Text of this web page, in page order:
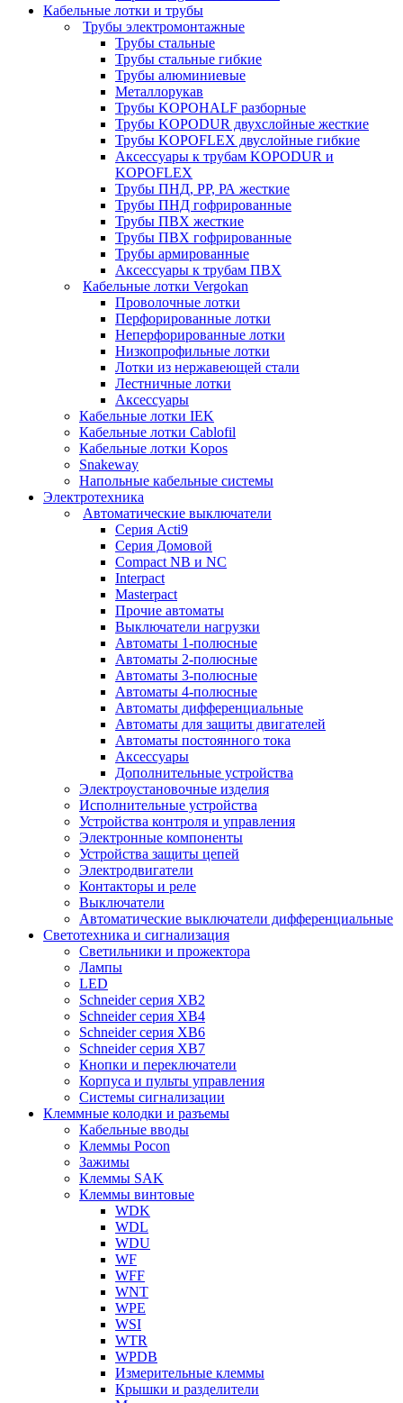
Кабельные лотки и трубы
Трубы электромонтажные
Трубы стальные
Трубы стальные гибкие
Трубы алюминиевые
Металлорукав
Трубы KOPOHALF разборные
Трубы KOPODUR двухслойные жесткие
Трубы KOPOFLEX двуслойные гибкие
Аксессуары к трубам KOPODUR и
KOPOFLEX
Трубы ПНД, РР, РА жесткие
Трубы ПНД гофрированные
Трубы ПВХ жесткие
Трубы ПВХ гофрированные
Трубы армированные
Аксессуары к трубам ПВХ
Кабельные лотки Vergokan
Проволочные лотки
Перфорированные лотки
Неперфорированные лотки
Низкопрофильные лотки
Лотки из нержавеющей стали
Лестничные лотки
Аксессуары
Кабельные лотки IEK
Кабельные лотки Cablofil
Кабельные лотки Kopos
Snakeway
Напольные кабельные системы
Электротехника
Автоматические выключатели
Серия Acti9
Серия Домовой
Compact NB и NC
Interpact
Masterpact
Прочие автоматы
Выключатели нагрузки
Автоматы 1-полюсные
Автоматы 2-полюсные
Автоматы 3-полюсные
Автоматы 4-полюсные
Автоматы дифференциальные
Автоматы для защиты двигателей
Автоматы постоянного тока
Аксессуары
Дополнительные устройства
Электроустановочные изделия
Исполнительные устройства
Устройства контроля и управления
Электронные компоненты
Устройства защиты цепей
Электродвигатели
Контакторы и реле
Выключатели
Автоматические выключатели дифференциальные
Светотехника и сигнализация
Светильники и прожектора
Лампы
LED
Schneider серия XB2
Schneider серия XB4
Schneider серия XB6
Schneider серия XB7
Кнопки и переключатели
Корпуса и пульты управления
Системы сигнализации
Клеммные колодки и разъемы
Кабельные вводы
Клеммы Pocon
Зажимы
Клеммы SAK
Клеммы винтовые
WDK
WDL
WDU
WF
WFF
WNT
WPE
WSI
WTR
WPDB
Измерительные клеммы
Крышки и разделители